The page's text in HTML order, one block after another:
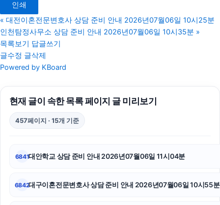
카니발 장기렌트
수원학교폭력변호사
탐정사무소
용인이혼전문변호사
인쇄
« 대전이혼전문변호사 상담 준비 안내 2026년07월06일 10시25분
인천탐정사무소 상담 준비 안내 2026년07월06일 10시35분 »
목록보기
답글쓰기
글수정 글삭제
Powered by KBoard
현재 글이 속한 목록 페이지 글 미리보기
457페이지 · 15개 기준
6841대안학교 상담 준비 안내 2026년07월06일 11시04분
6842대구이혼전문변호사 상담 준비 안내 2026년07월06일 10시55분